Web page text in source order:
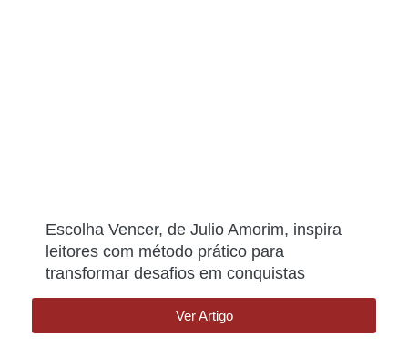
Escolha Vencer, de Julio Amorim, inspira
leitores com método prático para
transformar desafios em conquistas
Ver Artigo